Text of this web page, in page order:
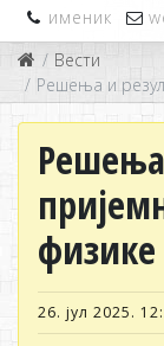
именик
Вести
Решења и
физике
26. јул 2025.